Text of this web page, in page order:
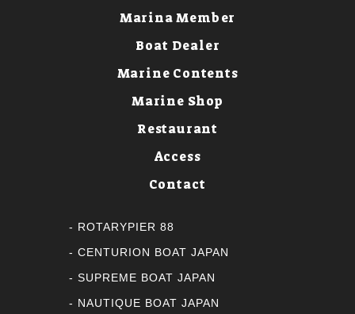
Marina Member
Boat Dealer
Marine Contents
Marine Shop
Restaurant
Access
Contact
ROTARYPIER 88
CENTURION BOAT JAPAN
SUPREME BOAT JAPAN
NAUTIQUE BOAT JAPAN